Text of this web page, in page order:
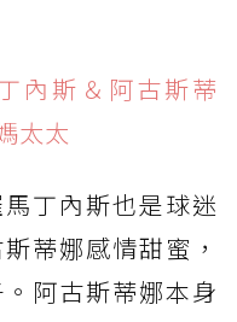
內斯＆阿古斯蒂
太太
丁內斯也是球迷
蒂娜感情甜蜜，
阿古斯蒂娜本身